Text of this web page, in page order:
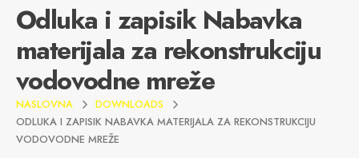
Odluka i zapisik Nabavka
materijala za rekonstrukciju
vodovodne mreže
NASLOVNA
DOWNLOADS
ODLUKA I ZAPISIK NABAVKA MATERIJALA ZA REKONSTRUKCIJU
VODOVODNE MREŽE